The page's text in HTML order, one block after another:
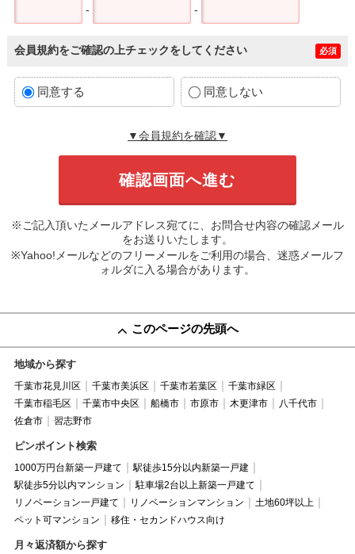
- -
会員規約をご確認の上チェックをしてください 必須
同意する 同意しない
▼会員規約を確認▼
※ご記入頂いたメールアドレス宛てに、お問合せ内容の確認メール
をお送りいたします。
※Yahoo!メールなどのフリーメールをご利用の場合、迷惑メールフ
ォルダに入る場合があります。
このページの先頭へ
地域から探す
千葉市花見川区 千葉市美浜区 千葉市若葉区
千葉市緑区
千葉市稲毛区
千葉市中央区 船橋市 市原市 木更津市
八千代市
佐倉市
習志野市
ピンポイント検索
1000万円台新築一戸建て
駅徒歩15分以内新築一戸建
駅徒歩5分以内マンション
駐車場2台以上新築一戸建て
リノベーション一戸建て
リノベーションマンション
土地60坪以上
ペット可マンション
移住・セカンドハウス向け
月々返済額から探す